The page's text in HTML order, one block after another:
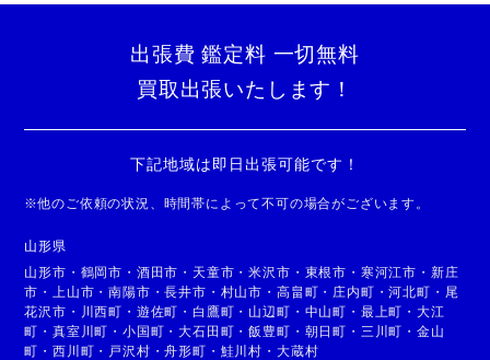
出張費 鑑定料 一切無料
買取出張いたします！
下記地域は即日出張可能です！
※他のご依頼の状況、時間帯によって不可の場合がございます。
山形県
山形市 ・ 鶴岡市 ・ 酒田市 ・ 天童市 ・米沢市 ・ 東根市 ・ 寒河江市 ・ 新庄
市 ・ 上山市 ・南陽市 ・長井市 ・ 村山市 ・ 高畠町 ・ 庄内町 ・河北町 ・ 尾
花沢市 ・ 川西町 ・ 遊佐町 ・ 白鷹町 ・ 山辺町 ・ 中山町 ・ 最上町 ・ 大江
町 ・真室川町 ・小国町 ・大石田町 ・飯豊町 ・ 朝日町 ・ 三川町 ・ 金山
町 ・西川町 ・ 戸沢村 ・舟形町 ・ 鮭川村 ・ 大蔵村